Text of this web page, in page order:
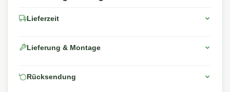
Lieferzeit
Lieferung & Montage
Rücksendung